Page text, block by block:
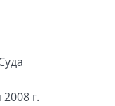
г.